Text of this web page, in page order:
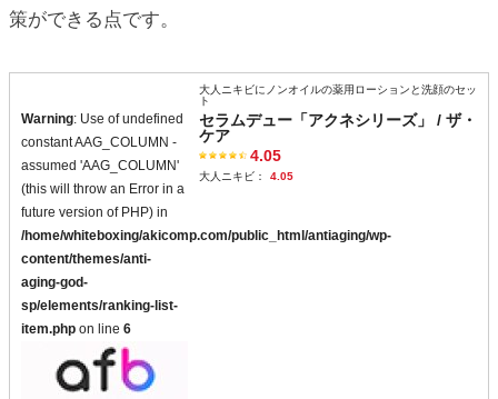
策ができる点です。
Warning: Use of undefined
constant AAG_COLUMN -
assumed 'AAG_COLUMN'
(this will throw an Error in a
future version of PHP) in
/home/whiteboxing/akicomp.com/public_html/antiaging/wp-
content/themes/anti-
aging-god-
sp/elements/ranking-list-
item.php on line 6
大人ニキビにノンオイルの薬用ローションと洗顔のセッ
ト
セラムデュー「アクネシリーズ」 / ザ・
ケア
4.05
大人ニキビ： 4.05